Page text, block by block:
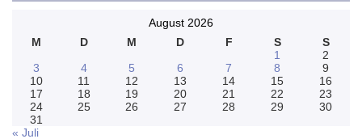
August 2026
M
D M D F S
S
1
2
3
4 5 6 7 8
9
10
11 12 13 14 15
16
17
18 19 20 21 22
23
24
25 26 27 28 29
30
31
« Juli